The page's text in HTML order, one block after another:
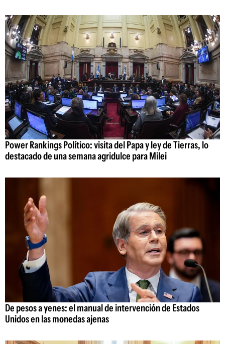
Power Rankings Político: visita del Papa y ley de Tierras, lo
destacado de una semana agridulce para Milei
De pesos a yenes: el manual de intervención de Estados
Unidos en las monedas ajenas